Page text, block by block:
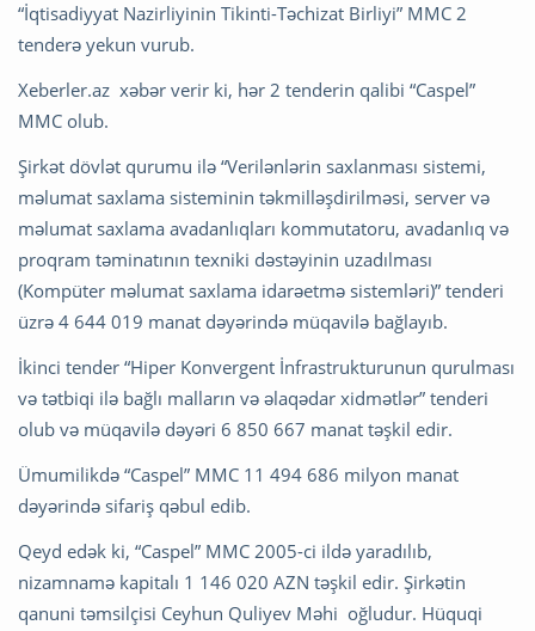
“İqtisadiyyat Nazirliyinin Tikinti-Təchizat Birliyi” MMC 2
tenderə yekun vurub.
Xeberler.az xəbər verir ki, hər 2 tenderin qalibi “Caspel”
MMC olub.
Şirkət dövlət qurumu ilə “Verilənlərin saxlanması sistemi,
məlumat saxlama sisteminin təkmilləşdirilməsi, server və
məlumat saxlama avadanlıqları kommutatoru, avadanlıq və
proqram təminatının texniki dəstəyinin uzadılması
(Kompüter məlumat saxlama idarəetmə sistemləri)” tenderi
üzrə 4 644 019 manat dəyərində müqavilə bağlayıb.
İkinci tender “Hiper Konvergent İnfrastrukturunun qurulması
və tətbiqi ilə bağlı malların və əlaqədar xidmətlər” tenderi
olub və müqavilə dəyəri 6 850 667 manat təşkil edir.
Ümumilikdə “Caspel” MMC 11 494 686 milyon manat
dəyərində sifariş qəbul edib.
Qeyd edək ki, “Caspel” MMC 2005-ci ildə yaradılıb,
nizamnamə kapitalı 1 146 020 AZN təşkil edir. Şirkətin
qanuni təmsilçisi Ceyhun Quliyev Məhi oğludur. Hüquqi